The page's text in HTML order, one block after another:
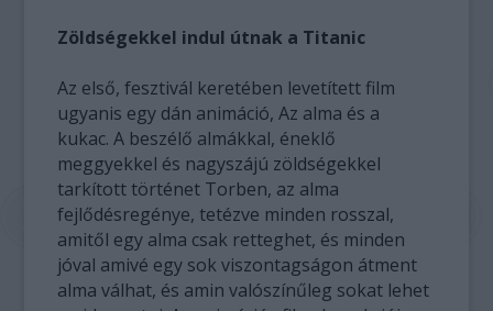
Zöldségekkel indul útnak a Titanic
Az első, fesztivál keretében levetített film
ugyanis egy dán animáció, Az alma és a
kukac. A beszélő almákkal, éneklő
meggyekkel és nagyszájú zöldségekkel
tarkított történet Torben, az alma
fejlődésregénye, tetézve minden rosszal,
amitől egy alma csak retteghet, és minden
jóval amivé egy sok viszontagságon átment
alma válhat, és amin valószínűleg sokat lehet